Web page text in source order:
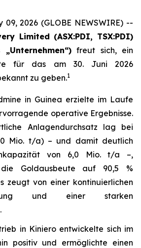
09, 2026 (GLOBE NEWSWIRE) --
Limited (ASX:PDI, TSX:PDI)
freut sich, ein
für das am 30. Juni 2026
zu geben.1
in Guinea erzielte im Laufe
operative Ergebnisse.
Anlagendurchsatz lag bei
Mio. t/a) – und damit deutlich
von 6,0 Mio. t/a –,
Goldausbeute auf 90,5 %
zeugt von einer kontinuierlichen
und einer starken
in Kiniero entwickelte sich im
positiv und ermöglichte einen